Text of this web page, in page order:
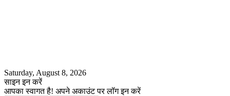
Saturday, August 8, 2026
साइन इन करें
आपका स्वागत है! अपने अकाउंट पर लॉग इन करें